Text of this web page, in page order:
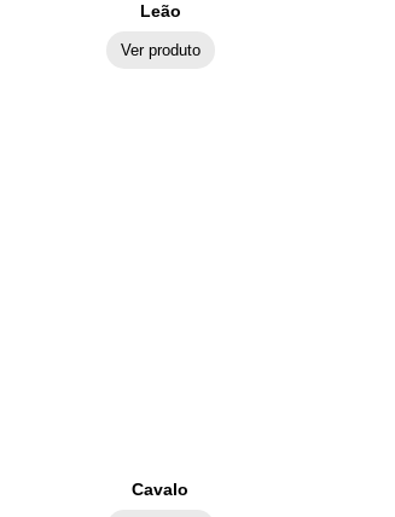
Leão
Ver produto
Cavalo